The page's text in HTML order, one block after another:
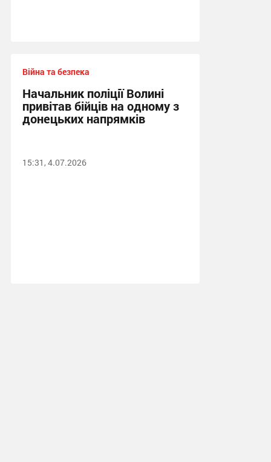
Війна та безпека
Начальник поліції Волині
привітав бійців на одному з
донецьких напрямків
15:31, 4.07.2026